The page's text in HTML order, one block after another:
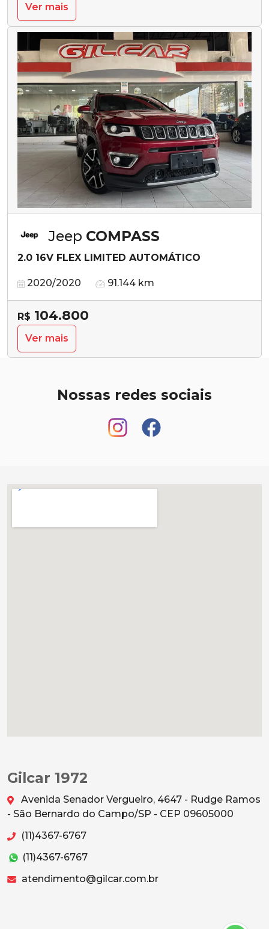
Ver mais
Jeep COMPASS
2.0 16V FLEX LIMITED AUTOMÁTICO
2020/2020 91.144 km
R$ 104.800
Ver mais
Nossas redes sociais
Gilcar 1972
Avenida Senador Vergueiro, 4647 - Rudge Ramos
- São Bernardo do Campo/SP - CEP 09605000
(11)4367-6767
(11)4367-6767
atendimento@gilcar.com.br